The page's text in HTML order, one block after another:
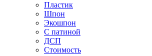
Пластик
Шпон
Экошпон
С патиной
ДСП
Стоимость